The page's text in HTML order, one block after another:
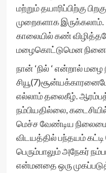
மற்றும் தயாரிப்பிற்கு
முறைகளாக இருக்கலாம்.
காலையில் கண்
மழைகொட்டுமென
நான் ‘நில் ‘ என்றால்
எல்லாம் தலைகீழ்.
நம்பியதில்லை,
மெச்ச வேண்டிய
விடயத்தில் பந்தயம் கட்டி
பெரும்பாலும் அநேகர்
என்மனதை ஒரு